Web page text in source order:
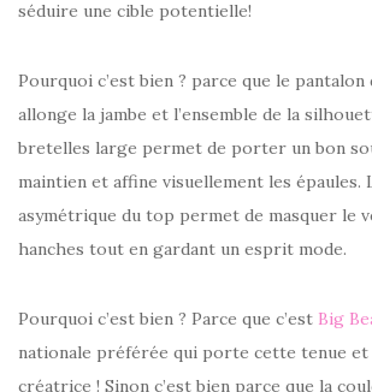
séduire une cible potentielle!
Pourquoi c’est bien ? parce que le
allonge la jambe et l’ensemble de la
bretelles large permet de porter un bon
maintien et affine visuellement les épaules.
asymétrique du top permet de masquer le
hanches tout en gardant un esprit mode.
Pourquoi c’est bien ? Parce que c’est Big
nationale préférée qui porte cette tenue et
créatrice ! Sinon c’est bien parce que la